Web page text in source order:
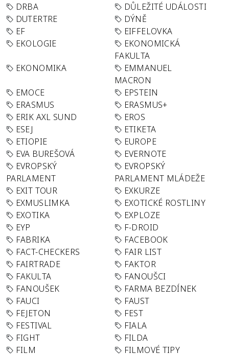
DRBA
DŮLEŽITÉ UDÁLOSTI
DUTERTRE
DÝNĚ
EF
EIFFELOVKA
EKOLOGIE
EKONOMICKÁ
FAKULTA
EKONOMIKA
EMMANUEL
MACRON
EMOCE
EPSTEIN
ERASMUS
ERASMUS+
ERIK AXL SUND
EROS
ESEJ
ETIKETA
ETIOPIE
EUROPE
EVA BUREŠOVÁ
EVERNOTE
EVROPSKÝ
PARLAMENT
EVROPSKÝ
PARLAMENT MLÁDEŽE
EXIT TOUR
EXKURZE
EXMUSLIMKA
EXOTICKÉ ROSTLINY
EXOTIKA
EXPLOZE
EYP
F-DROID
FABRIKA
FACEBOOK
FACT-CHECKERS
FAIR LIST
FAIRTRADE
FAKTOR
FAKULTA
FANOUŠCI
FANOUŠEK
FARMA BEZDÍNEK
FAUCI
FAUST
FEJETON
FEST
FESTIVAL
FIALA
FIGHT
FILDA
FILM
FILMOVÉ TIPY